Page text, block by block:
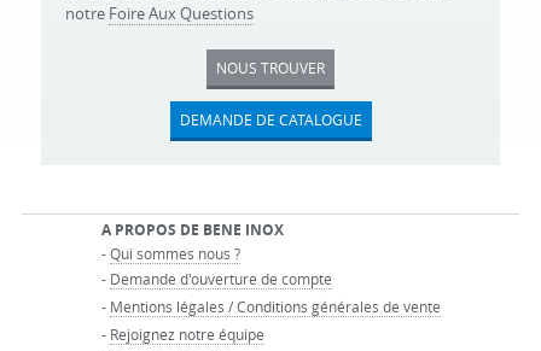
notre Foire Aux Questions
NOUS TROUVER
DEMANDE DE CATALOGUE
A PROPOS DE BENE INOX
-Qui sommes nous ?
- Demande d'ouverture de compte
- Mentions légales / Conditions générales de vente
- Rejoignez notre équipe